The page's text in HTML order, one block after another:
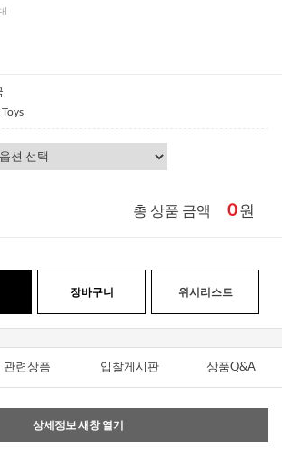
]
총 상품 금액 0원
장바구니 위시리스트
관련상품 입찰게시판 상품Q&A
상세정보 새창 열기